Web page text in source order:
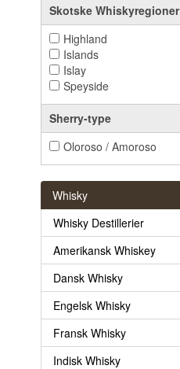
Skotske Whiskyregioner
Highland
Islands
Islay
Speyside
Sherry-type
Oloroso / Amoroso
Whisky
Whisky Destillerier
Amerikansk Whiskey
Dansk Whisky
Engelsk Whisky
Fransk Whisky
Indisk Whisky